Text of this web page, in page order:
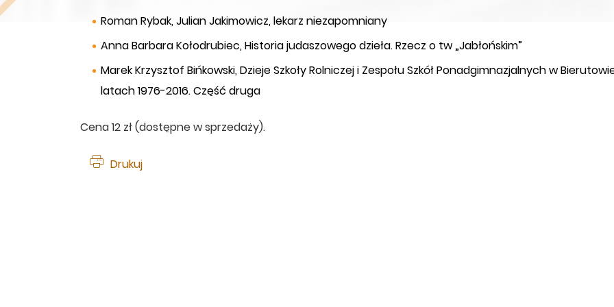
Roman Rybak, Julian Jakimowicz, lekarz niezapomniany
Anna Barbara Kołodrubiec, Historia judaszowego dzieła. Rzecz o tw „Jabłońskim”
Marek Krzysztof Bińkowski, Dzieje Szkoły Rolniczej i Zespołu Szkół Ponadgimnazjalnych w
latach 1976-2016. Część druga
Cena 12 zł (dostępne w sprzedaży).
Drukuj